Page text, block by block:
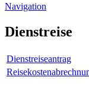
Navigation
Dienstreise
Dienstreiseantrag